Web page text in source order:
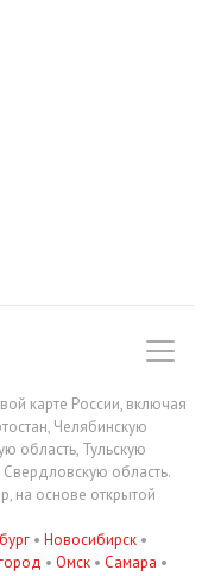
карте России, включая
Челябинскую
область, Тульскую
Свердловскую область.
на основе открытой
• Новосибирск •
• Омск • Самара •